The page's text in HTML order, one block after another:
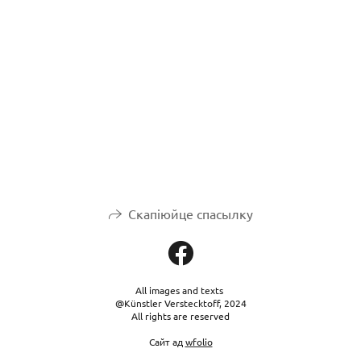
Скапіюйце спасылку
All images and texts
@Künstler Verstecktoff, 2024
All rights are reserved
Сайт адwfolio